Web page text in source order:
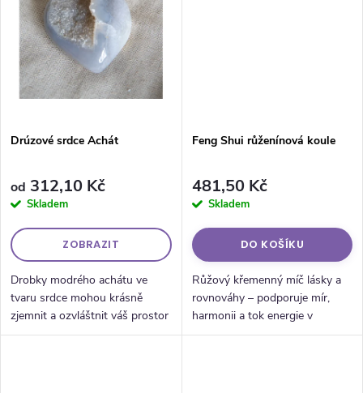
Drúzové srdce Achát
od 312,10 Kč
Skladem
ZOBRAZIT
Drobky modrého achátu ve
tvaru srdce mohou krásně
zjemnit a ozvláštnit váš prostor
nebo meditační místo. Každá
Feng Shui růženínová koule
481,50 Kč
Skladem
DO KOŠÍKU
Růžový křemenný míč lásky a
rovnováhy – podporuje mír,
harmonii a tok energie v
prostoru.